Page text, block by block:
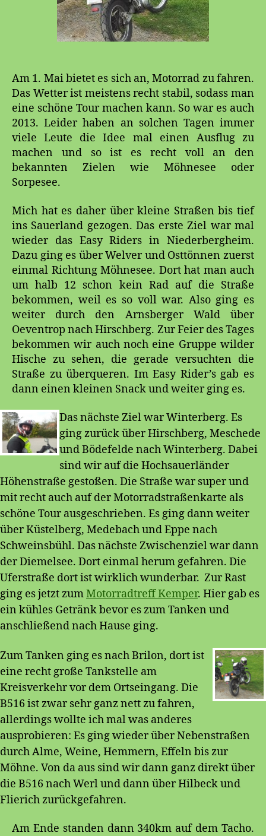
Am 1. Mai bietet es sich an, Motorrad zu fahren.
Das Wetter ist meistens recht stabil, sodass man
eine schöne Tour machen kann. So war es auch
2013. Leider haben an solchen Tagen immer
viele Leute die Idee mal einen Ausflug zu
machen und so ist es recht voll an den
bekannten Zielen wie Möhnesee oder
Sorpesee.
Mich hat es daher über kleine Straßen bis tief
ins Sauerland gezogen. Das erste Ziel war mal
wieder das Easy Riders in Niederbergheim.
Dazu ging es über Welver und Osttönnen zuerst
einmal Richtung Möhnesee. Dort hat man auch
um halb 12 schon kein Rad auf die Straße
bekommen, weil es so voll war. Also ging es
weiter durch den Arnsberger Wald über
Oeventrop nach Hirschberg. Zur Feier des Tages
bekommen wir auch noch eine Gruppe wilder
Hische zu sehen, die gerade versuchten die
Straße zu überqueren. Im Easy Rider’s gab es
dann einen kleinen Snack und weiter ging es.
Das nächste Ziel war Winterberg. Es
ging zurück über Hirschberg, Meschede
und Bödefelde nach Winterberg. Dabei
sind wir auf die Hochsauerländer
Höhenstraße gestoßen. Die Straße war super und
mit recht auch auf der Motorradstraßenkarte als
schöne Tour ausgeschrieben. Es ging dann weiter
über Küstelberg, Medebach und Eppe nach
Schweinsbühl. Das nächste Zwischenziel war dann
der Diemelsee. Dort einmal herum gefahren. Die
Uferstraße dort ist wirklich wunderbar. Zur Rast
ging es jetzt zumMotorradtreff Kemper. Hier gab es
ein kühles Getränk bevor es zum Tanken und
anschließend nach Hause ging.
Zum Tanken ging es nach Brilon, dort ist
eine recht große Tankstelle am
Kreisverkehr vor dem Ortseingang. Die
B516 ist zwar sehr ganz nett zu fahren,
allerdings wollte ich mal was anderes
ausprobieren: Es ging wieder über Nebenstraßen
durch Alme, Weine, Hemmern, Effeln bis zur
Möhne. Von da aus sind wir dann ganz direkt über
die B516 nach Werl und dann über Hilbeck und
Flierich zurückgefahren.
Am Ende standen dann 340km auf dem Tacho.